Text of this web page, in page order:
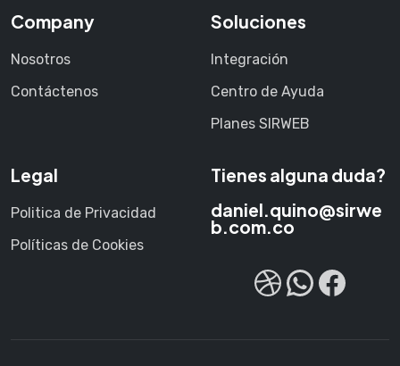
Company
Nosotros
Contáctenos
Soluciones
Integración
Centro de Ayuda
Planes SIRWEB
Legal
Politica de Privacidad
Políticas de Cookies
Tienes alguna duda?
daniel.quino@sirwe
b.com.co
Dribbble
Chatea con nostros